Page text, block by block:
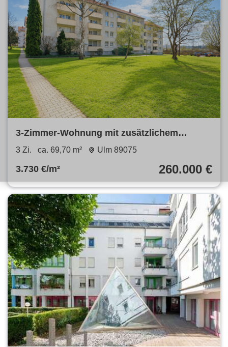
3-Zimmer-Wohnung mit zusätzlichem
ausgebautem Zimmer im Dachgeschoss
3 Zi. ca. 69,70 m² Ulm 89075
3.730 €/m² 260.000 €